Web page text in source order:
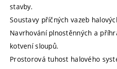
stavby.
Soustavy příčných vazeb
Navrhování plnostěnných a
kotvení sloupů.
Prostorová tuhost halového